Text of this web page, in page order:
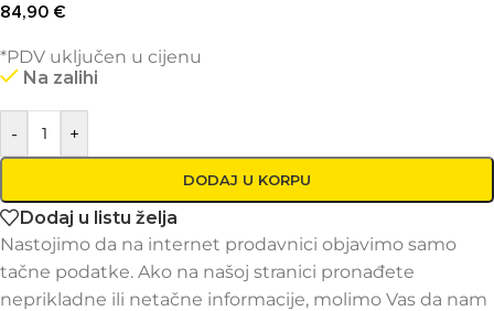
84,90 €
*PDV uključen u cijenu
Na zalihi
- +
DODAJ U KORPU
Dodaj u listu želja
Nastojimo da na internet prodavnici objavimo samo
tačne podatke. Ako na našoj stranici pronađete
neprikladne ili netačne informacije, molimo Vas da nam